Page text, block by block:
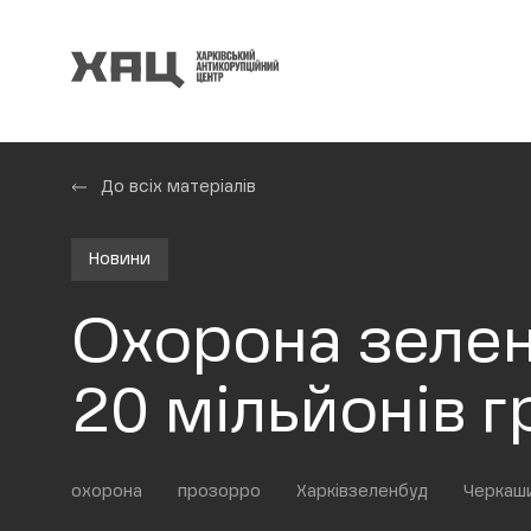
До всіх матеріалів
Новини
Охорона
20 мільйонів
охорона прозорро Харківзеленбуд